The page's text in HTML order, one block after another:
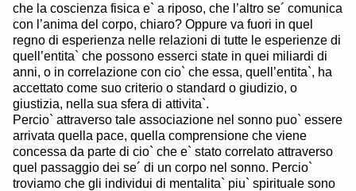
che la coscienza fisica e` a riposo, che l’altro se´ comunica
con l’anima del corpo, chiaro? Oppure va fuori in quel
regno di esperienza nelle relazioni di tutte le esperienze di
quell’entita` che possono esserci state in quei miliardi di
anni, o in correlazione con cio` che essa, quell’entita`, ha
accettato come suo criterio o standard o giudizio, o
giustizia, nella sua sfera di attivita`.
Percio` attraverso tale associazione nel sonno puo` essere
arrivata quella pace, quella comprensione che viene
concessa da parte di cio` che e` stato correlato attraverso
quel passaggio dei se´ di un corpo nel sonno. Percio`
troviamo che gli individui di mentalita` piu` spirituale sono